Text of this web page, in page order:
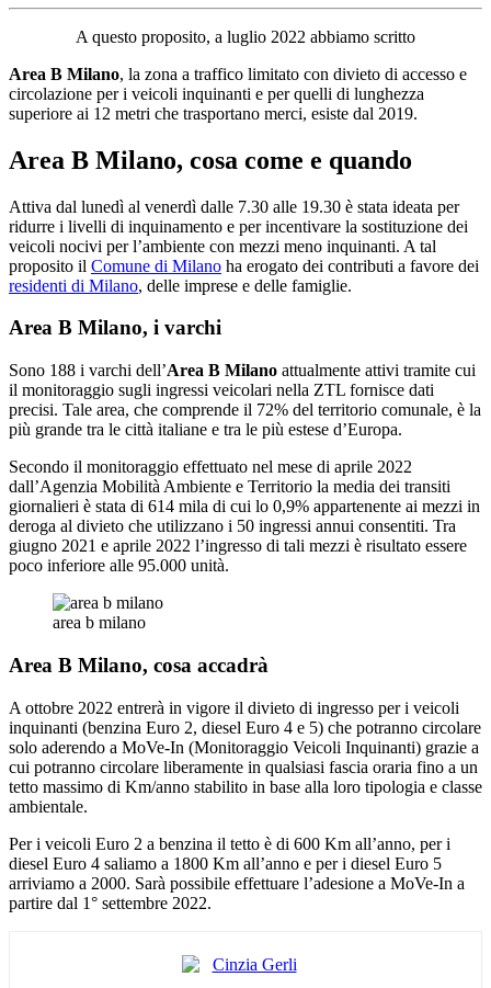
A questo proposito, a luglio 2022 abbiamo scritto
Area B Milano, la zona a traffico limitato con divieto di accesso e
circolazione per i veicoli inquinanti e per quelli di lunghezza
superiore ai 12 metri che trasportano merci, esiste dal 2019.
Area B Milano, cosa come e quando
Attiva dal lunedì al venerdì dalle 7.30 alle 19.30 è stata ideata per
ridurre i livelli di inquinamento e per incentivare la sostituzione dei
veicoli nocivi per l’ambiente con mezzi meno inquinanti. A tal
proposito il Comune di Milano ha erogato dei contributi a favore dei
residenti di Milano, delle imprese e delle famiglie.
Area B Milano, i varchi
Sono 188 i varchi dell’Area B Milano attualmente attivi tramite cui
il monitoraggio sugli ingressi veicolari nella ZTL fornisce dati
precisi. Tale area, che comprende il 72% del territorio comunale, è la
più grande tra le città italiane e tra le più estese d’Europa.
Secondo il monitoraggio effettuato nel mese di aprile 2022
dall’Agenzia Mobilità Ambiente e Territorio la media dei transiti
giornalieri è stata di 614 mila di cui lo 0,9% appartenente ai mezzi in
deroga al divieto che utilizzano i 50 ingressi annui consentiti. Tra
giugno 2021 e aprile 2022 l’ingresso di tali mezzi è risultato essere
poco inferiore alle 95.000 unità.
area b milano
Area B Milano, cosa accadrà
A ottobre 2022 entrerà in vigore il divieto di ingresso per i veicoli
inquinanti (benzina Euro 2, diesel Euro 4 e 5) che potranno circolare
solo aderendo a MoVe-In (Monitoraggio Veicoli Inquinanti) grazie a
cui potranno circolare liberamente in qualsiasi fascia oraria fino a un
tetto massimo di Km/anno stabilito in base alla loro tipologia e classe
ambientale.
Per i veicoli Euro 2 a benzina il tetto è di 600 Km all’anno, per i
diesel Euro 4 saliamo a 1800 Km all’anno e per i diesel Euro 5
arriviamo a 2000. Sarà possibile effettuare l’adesione a MoVe-In a
partire dal 1° settembre 2022.